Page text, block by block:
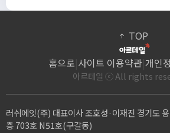
TOP
홈으로 사이트 이용약관 개인
아르테일 ⓒ All rights
러쉬에잇(주) 대표이사 조호성·이재진 경기도
층 703호 N51호(구갈동)